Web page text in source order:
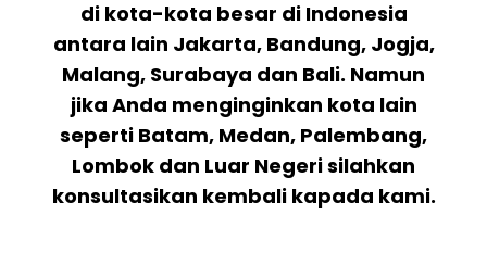
di kota-kota besar di Indonesia
antara lain Jakarta, Bandung, Jogja,
Malang, Surabaya dan Bali. Namun
jika Anda menginginkan kota lain
seperti Batam, Medan, Palembang,
Lombok dan Luar Negeri silahkan
konsultasikan kembali kapada kami.